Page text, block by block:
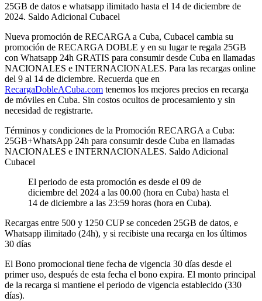
25GB de datos e whatsapp ilimitado hasta el 14 de diciembre de
2024. Saldo Adicional Cubacel
Nueva promoción de RECARGA a Cuba, Cubacel cambia su
promoción de RECARGA DOBLE y en su lugar te regala 25GB
con Whatsapp 24h GRATIS para consumir desde Cuba en llamadas
NACIONALES e INTERNACIONALES. Para las recargas online
del 9 al 14 de diciembre. Recuerda que en
RecargaDobleACuba.com tenemos los mejores precios en recarga
de móviles en Cuba. Sin costos ocultos de procesamiento y sin
necesidad de registrarte.
Términos y condiciones de la Promoción RECARGA a Cuba:
25GB+WhatsApp 24h para consumir desde Cuba en llamadas
NACIONALES e INTERNACIONALES. Saldo Adicional
Cubacel
El periodo de esta promoción es desde el 09 de
diciembre del 2024 a las 00.00 (hora en Cuba) hasta el
14 de diciembre a las 23:59 horas (hora en Cuba).
Recargas entre 500 y 1250 CUP se conceden 25GB de datos, e
Whatsapp ilimitado (24h), y si recibiste una recarga en los últimos
30 días
El Bono promocional tiene fecha de vigencia 30 días desde el
primer uso, después de esta fecha el bono expira. El monto principal
de la recarga si mantiene el periodo de vigencia establecido (330
días).